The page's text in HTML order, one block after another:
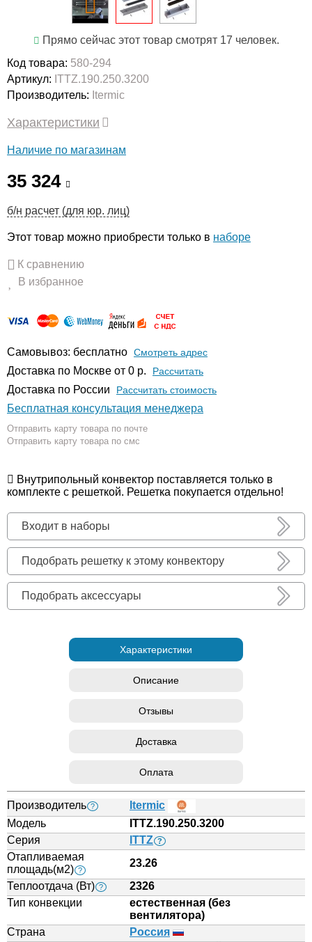
Прямо сейчас этот товар смотрят 17 человек.
Код товара: 580-294
Артикул: ITTZ.190.250.3200
Производитель: Itermic
Характеристики
Наличие по магазинам
35 324
б/н расчет (для юр. лиц)
Этот товар можно приобрести только в наборе
К сравнению
В избранное
Самовывоз: бесплатно Смотреть адрес
Доставка по Москве от 0 р. Расcчитать
Доставка по России Рассчитать стоимость
Бесплатная консультация менеджера
Отправить карту товара по почте
Отправить карту товара по смс
Внутрипольный конвектор поставляется только в
комплекте с решеткой. Решетка покупается отдельно!
Входит в наборы
Подобрать решетку к этому конвектору
Подобрать аксессуары
Характеристики
Описание
Отзывы
Доставка
Оплата
Производитель ?
Itermic
Модель
ITTZ.190.250.3200
Серия
ITTZ ?
Отапливаемая
площадь(м2) ?
23.26
Теплоотдача (Вт) ?
2326
Тип конвекции
естественная (без
вентилятора)
Страна
Россия